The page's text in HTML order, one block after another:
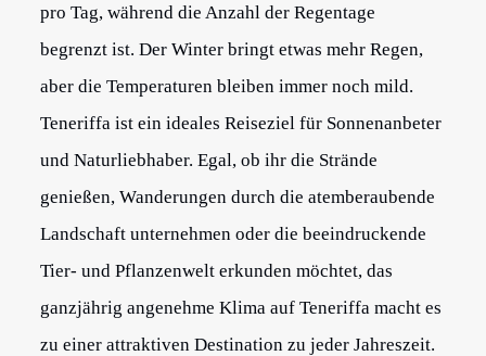
pro Tag, während die Anzahl der Regentage
begrenzt ist. Der Winter bringt etwas mehr Regen,
aber die Temperaturen bleiben immer noch mild.
Teneriffa ist ein ideales Reiseziel für Sonnenanbeter
und Naturliebhaber. Egal, ob ihr die Strände
genießen, Wanderungen durch die atemberaubende
Landschaft unternehmen oder die beeindruckende
Tier- und Pflanzenwelt erkunden möchtet, das
ganzjährig angenehme Klima auf Teneriffa macht es
zu einer attraktiven Destination zu jeder Jahreszeit.